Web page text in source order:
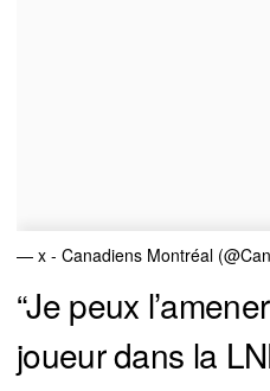
— x - Canadiens Montréal
“Je peux
joueur dans la